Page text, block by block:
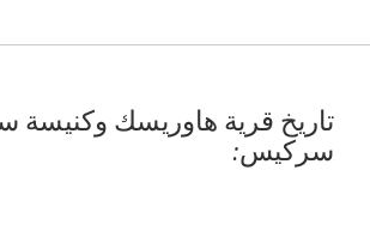
تاريخ قرية هاوريسك
سركيس: